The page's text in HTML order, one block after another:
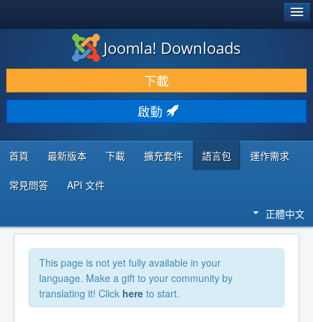
下載 & 擴充
發現 & 學習
社群 & 支援
程式者資源
Joomla! Downloads
下載
啟動
首頁 最新版本 下載 擴充套件 語言包 運作需求
常見問答 API 文件
正體中文
This page is not yet fully available in your
language. Make a gift to your community by
translating it! Click here to start.